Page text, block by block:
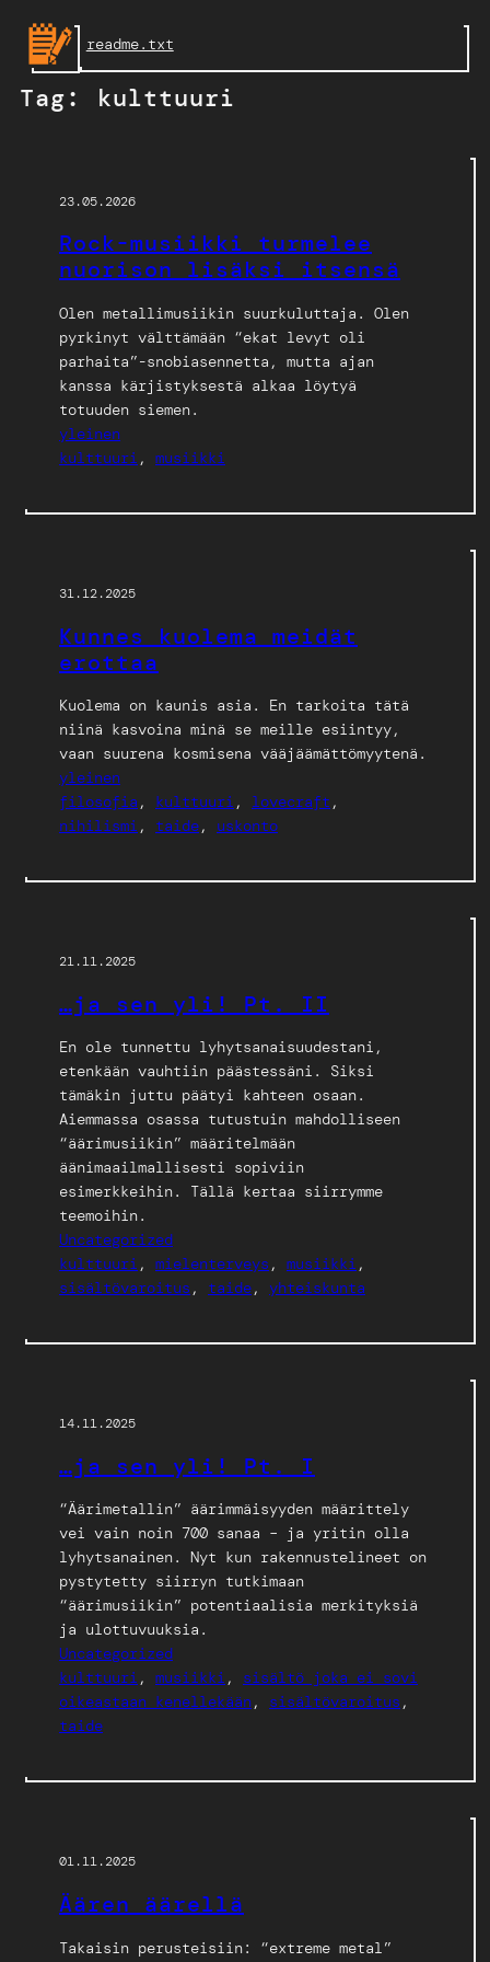
Skip
content
readme.txt
Tag: kulttuuri
23.05.2026
Rock-musiikki turmelee
nuorison lisäksi itsensä
Olen metallimusiikin suurkuluttaja. Olen
pyrkinyt välttämään “ekat levyt oli
parhaita”-snobiasennetta, mutta ajan
kanssa kärjistyksestä alkaa löytyä
totuuden siemen.
yleinen
kulttuuri , musiikki
31.12.2025
Kunnes kuolema meidät
erottaa
Kuolema on kaunis asia. En tarkoita tätä
niinä kasvoina minä se meille esiintyy,
vaan suurena kosmisena vääjäämättömyytenä.
yleinen
filosofia , kulttuuri , lovecraft
nihilismi , taide, uskonto
21.11.2025
…ja sen yli! Pt. II
En ole tunnettu lyhytsanaisuudestani,
etenkään vauhtiin päästessäni. Siksi
tämäkin juttu päätyi kahteen osaan.
Aiemmassa osassa tutustuin mahdolliseen
“äärimusiikin” määritelmään
äänimaailmallisesti sopiviin
esimerkkeihin. Tällä kertaa siirrymme
teemoihin.
Uncategorized
kulttuuri , mielenterveys , musiikki
sisältövaroitus , taide, yhteiskunta
14.11.2025
…ja sen yli! Pt. I
“Äärimetallin” äärimmäisyyden määrittely
vei vain noin 700 sanaa – ja yritin olla
lyhytsanainen. Nyt kun rakennustelineet on
pystytetty siirryn tutkimaan
“äärimusiikin” potentiaalisia merkityksiä
ja ulottuvuuksia.
Uncategorized
kulttuuri , musiikki , sisältö joka ei sovi
oikeastaan kenellekään, sisältövaroitus
taide
01.11.2025
Äären äärellä
Takaisin perusteisiin: “extreme metal”